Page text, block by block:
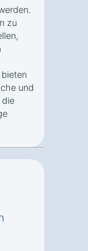
zu
und
die